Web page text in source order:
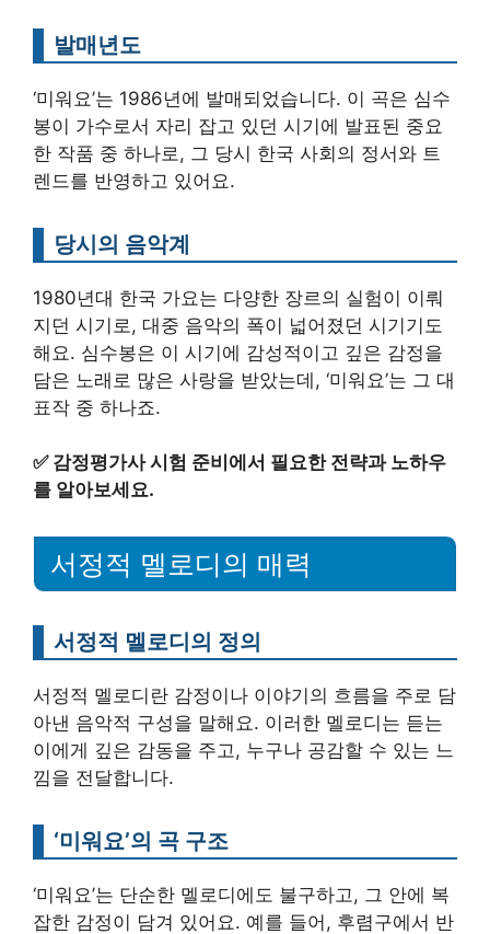
발매년도
‘미워요’는 1986년에 발매되었습니다. 이 곡은 심수
봉이 가수로서 자리 잡고 있던 시기에 발표된 중요
한 작품 중 하나로, 그 당시 한국 사회의 정서와 트
렌드를 반영하고 있어요.
당시의 음악계
1980년대 한국 가요는 다양한 장르의 실험이 이뤄
지던 시기로, 대중 음악의 폭이 넓어졌던 시기기도
해요. 심수봉은 이 시기에 감성적이고 깊은 감정을
담은 노래로 많은 사랑을 받았는데, ‘미워요’는 그 대
표작 중 하나죠.
✅ 감정평가사 시험 준비에서 필요한 전략과 노하우
를 알아보세요.
서정적 멜로디의 매력
서정적 멜로디의 정의
서정적 멜로디란 감정이나 이야기의 흐름을 주로 담
아낸 음악적 구성을 말해요. 이러한 멜로디는 듣는
이에게 깊은 감동을 주고, 누구나 공감할 수 있는 느
낌을 전달합니다.
‘미워요’의 곡 구조
‘미워요’는 단순한 멜로디에도 불구하고, 그 안에 복
잡한 감정이 담겨 있어요. 예를 들어, 후렴구에서 반